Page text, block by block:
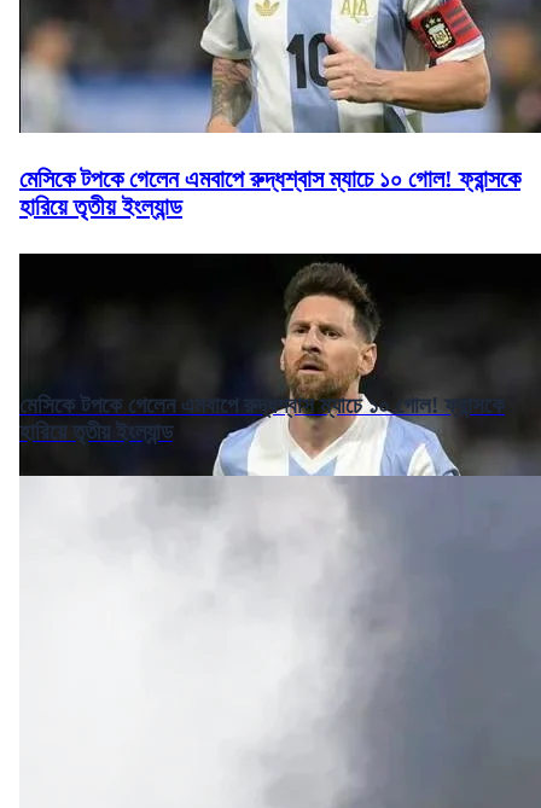
মেসিকে টপকে গেলেন এমবাপে রুদ্ধশ্বাস ম্যাচে ১০ গোল! ফ্রান্সকে
হারিয়ে তৃতীয় ইংল্যান্ড
মেসিকে টপকে গেলেন এমবাপে রুদ্ধশ্বাস ম্যাচে ১০ গোল! ফ্রান্সকে
হারিয়ে তৃতীয় ইংল্যান্ড